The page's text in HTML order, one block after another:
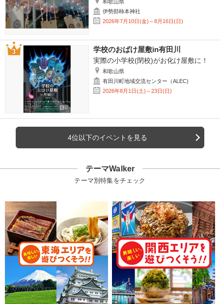
和歌山県
伊勢部柿本神社
2026年7月10日(金)～8月16日(日)
学校のおばけ屋敷in有田川
実際の小学校(閉校)がお化け屋敷に！
和歌山県
有田川町地域交流センター（ALEC)
2026年8月1日(土)～23日(日)
4位以下のイベントを見る
テーマWalker
テーマ別特集をチェック